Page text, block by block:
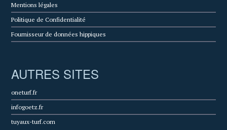
Mentions légales
Politique de Confidentialité
Fournisseur de données hippiques
AUTRES SITES
oneturf.fr
infogoetz.fr
tuyaux-turf.com